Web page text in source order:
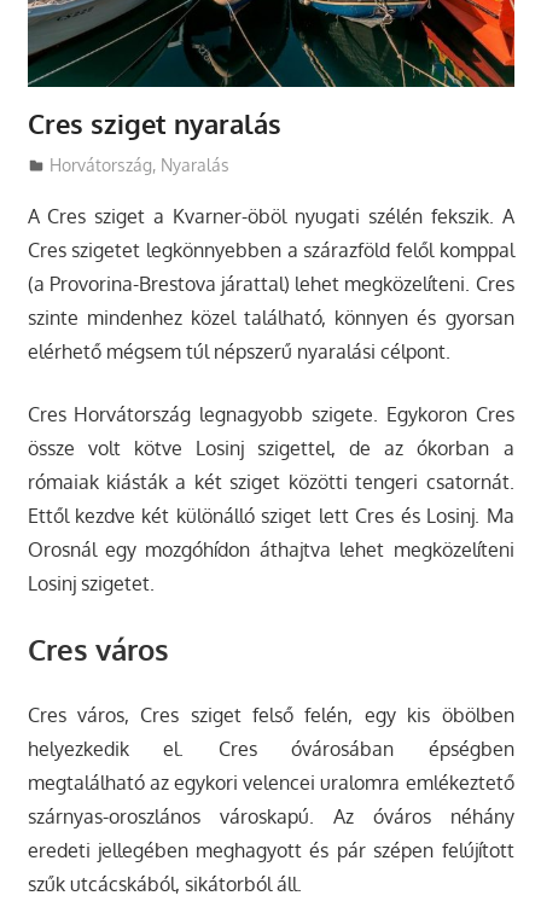
Cres sziget nyaralás
Utazasok.org
Horvátország, Nyaralás
A Cres sziget a Kvarner-öböl nyugati szélén fekszik. A
Cres szigetet legkönnyebben a szárazföld felől komppal
(a Provorina-Brestova járattal) lehet megközelíteni. Cres
szinte mindenhez közel található, könnyen és gyorsan
elérhető mégsem túl népszerű nyaralási célpont.
Cres Horvátország legnagyobb szigete. Egykoron Cres
össze volt kötve Losinj szigettel, de az ókorban a
rómaiak kiásták a két sziget közötti tengeri csatornát.
Ettől kezdve két különálló sziget lett Cres és Losinj. Ma
Orosnál egy mozgóhídon áthajtva lehet megközelíteni
Losinj szigetet.
Cres város
Cres város, Cres sziget felső felén, egy kis öbölben
helyezkedik el. Cres óvárosában épségben
megtalálható az egykori velencei uralomra emlékeztető
szárnyas-oroszlános városkapú. Az óváros néhány
eredeti jellegében meghagyott és pár szépen felújított
szűk utcácskából, sikátorból áll.